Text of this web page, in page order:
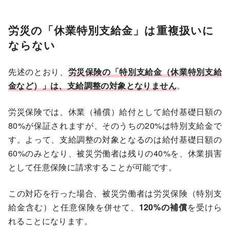
労災の「休業特別支給金」は重複扱いに
ならない
先述のとおり、 労災保険の「特別支給金（休業特別支給
金など）」は、支給調整の対象となりません。
労災保険では、休業（補償）給付として給付基礎日額の
80%が保証されますが、そのうちの20%は特別支給金で
す。よって、支給調整の対象となるのは給付基礎日額の
60%のみとなり、被災労働者は残りの40%を、休業損害
として任意保険に請求することが可能です。
この対応を行った場合、被災労働者は労災保険（特別支
給金含む）と任意保険を併せて、 120%の補償を受けら
れることになります。